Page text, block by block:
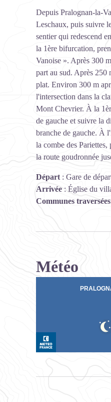
Depuis Pralognan-la-
Leschaux, puis suivre
sentier qui redescend
la 1ère bifurcation,
Vanoise ». Après 300
part au sud. Après 250
plat. Environ 300 m
l'intersection dans la
Mont Chevrier. À la
de gauche et suivre la
branche de gauche. À
la combe des
la route goudronnée
Départ : Gare de
Arrivée : Église du
Communes traversées
Météo